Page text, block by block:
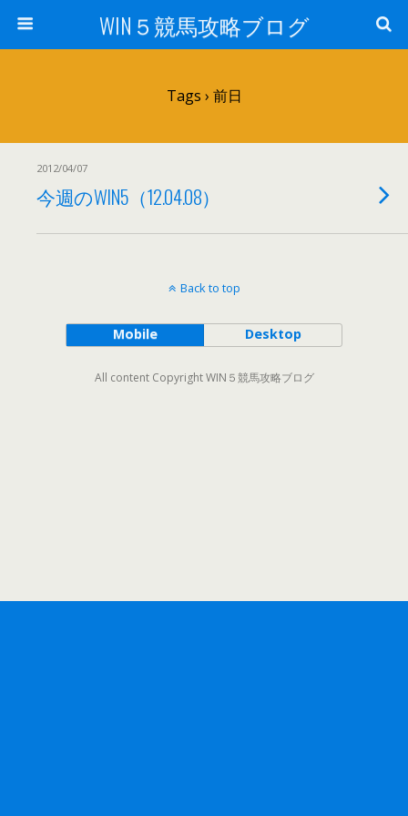
WIN５競馬攻略ブログ
Tags › 前日
2012/04/07
今週のWIN5（12.04.08）
Back to top
Mobile Desktop
All content Copyright WIN５競馬攻略ブログ